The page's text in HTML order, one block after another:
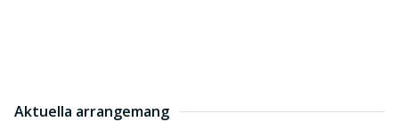
Aktuella arrangemang